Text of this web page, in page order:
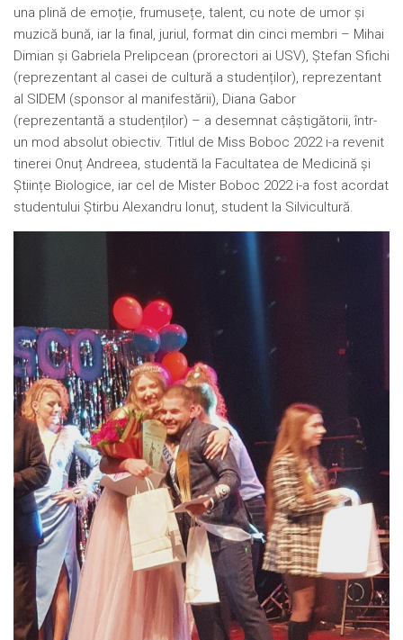
una plină de emoție, frumusețe, talent, cu note de umor și
muzică bună, iar la final, juriul, format din cinci membri – Mihai
Dimian și Gabriela Prelipcean (prorectori ai USV), Ștefan Sfichi
(reprezentant al casei de cultură a studenților), reprezentant
al SIDEM (sponsor al manifestării), Diana Gabor
(reprezentantă a studenților) – a desemnat câștigătorii, într-
un mod absolut obiectiv. Titlul de Miss Boboc 2022 i-a revenit
tinerei Onuț Andreea, studentă la Facultatea de Medicină și
Științe Biologice, iar cel de Mister Boboc 2022 i-a fost acordat
studentului Știrbu Alexandru Ionuț, student la Silvicultură.